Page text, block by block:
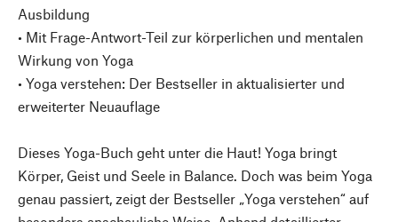
Ausbildung
• Mit Frage-Antwort-Teil zur körperlichen und mentalen
Wirkung von Yoga
• Yoga verstehen: Der Bestseller in aktualisierter und
erweiterter Neuauflage
Dieses Yoga-Buch geht unter die Haut! Yoga bringt
Körper, Geist und Seele in Balance. Doch was beim Yoga
genau passiert, zeigt der Bestseller „Yoga verstehen“ auf